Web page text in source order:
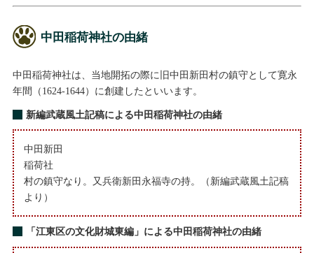
中田稲荷神社の由緒
中田稲荷神社は、当地開拓の際に旧中田新田村の鎮守として寛永
年間（1624-1644）に創建したといいます。
新編武蔵風土記稿による中田稲荷神社の由緒
中田新田
稲荷社
村の鎮守なり。又兵衛新田永福寺の持。（新編武蔵風土記稿
より）
「江東区の文化財城東編」による中田稲荷神社の由緒